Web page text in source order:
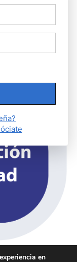
this content.
en